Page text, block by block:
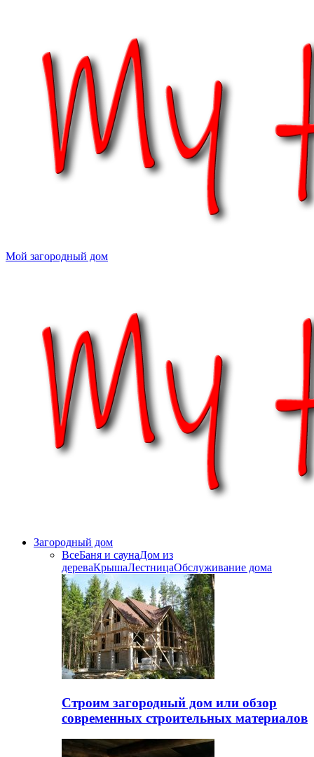
Мой загородный дом
Загородный дом
ВсеБаня и саунаДом из
дереваКрышаЛестницаОбслуживание дома
Строим загородный дом или обзор
современных строительных материалов